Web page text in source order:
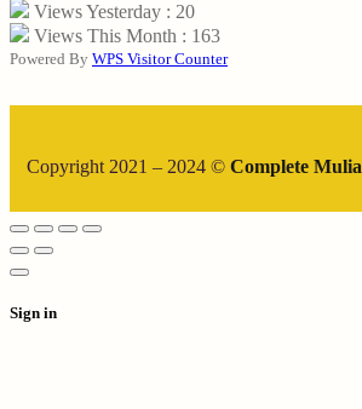
Views Yesterday : 20
Views This Month : 163
Powered By WPS Visitor Counter
Copyright 2021 – 2024 © Complete Mulia
Sign in